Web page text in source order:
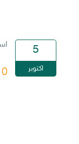
5
اكتوبر 0